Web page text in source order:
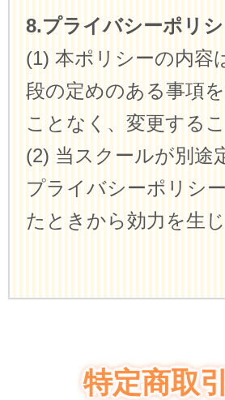
8.プライバシーポリ
(1) 本ポリシーの内容
段の定めのある事項
ことなく、変更する
(2) 当スクールが別途
プライバシーポリシ
たときから効力を生
特定商取